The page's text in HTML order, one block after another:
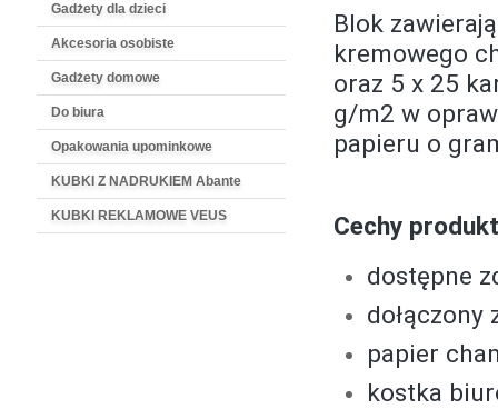
Gadżety dla dzieci
Akcesoria osobiste
Gadżety domowe
Do biura
Opakowania upominkowe
KUBKI Z NADRUKIEM Abante
KUBKI REKLAMOWE VEUS
Blok
kremowego
oraz 5 x 25
g/m2 w
papieru o
Cechy
dostępne
dołączony
papier
kostka